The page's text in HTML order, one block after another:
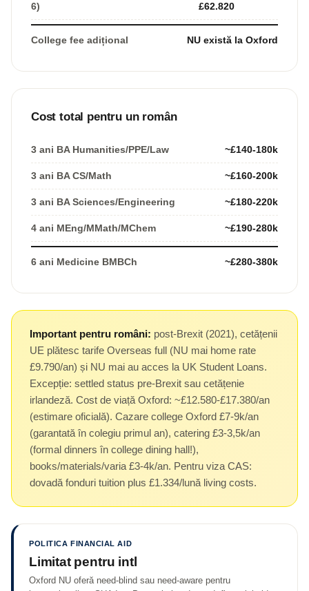
6)
£62.820
College fee adițional NU există la Oxford
Cost total pentru un român
3 ani BA Humanities/PPE/Law ~£140-180k
3 ani BA CS/Math ~£160-200k
3 ani BA Sciences/Engineering ~£180-220k
4 ani MEng/MMath/MChem ~£190-280k
6 ani Medicine BMBCh ~£280-380k
Important pentru români: post-Brexit (2021), cetățenii
UE plătesc tarife Overseas full (NU mai home rate
£9.790/an) și NU mai au acces la UK Student Loans.
Excepție: settled status pre-Brexit sau cetățenie
irlandeză. Cost de viață Oxford: ~£12.580-£17.380/an
(estimare oficială). Cazare college Oxford £7-9k/an
(garantată în colegiu primul an), catering £3-3,5k/an
(formal dinners în college dining hall!),
books/materials/varia £3-4k/an. Pentru viza CAS:
dovadă fonduri tuition plus £1.334/lună living costs.
POLITICA FINANCIAL AID
Limitat pentru intl
Oxford NU oferă need-blind sau need-aware pentru